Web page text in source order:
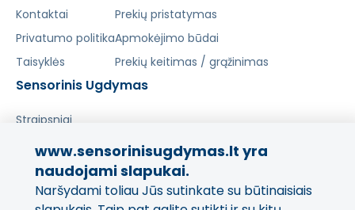
Kontaktai
Privatumo politika
Taisyklės
Prekių pristatymas
Apmokėjimo būdai
Prekių keitimas / grąžinimas
Sensorinis Ugdymas
Straipsniai
Pasidalinkite savo patirtimi!
Jūsų nuomonė svarbi mums
www.sensorinisugdymas.lt yra
naudojami slapukai.
Naršydami toliau Jūs sutinkate su būtinaisiais